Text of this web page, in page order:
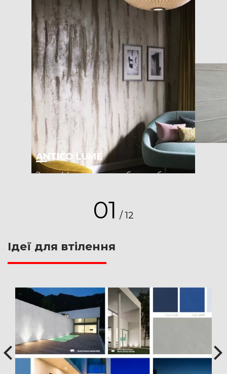
ANTICO LUME
Этот эффект создан на базе любви ко
Он сочетает в себе прошлое и
интерьеры и интерьеры, в которых
Подробнее
01 /12
Ідеї для втілення